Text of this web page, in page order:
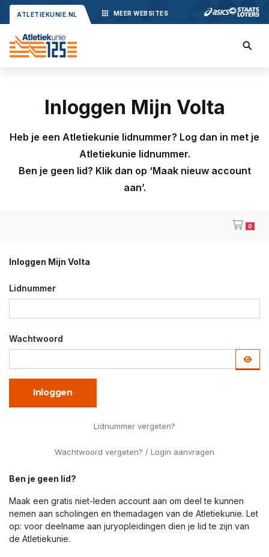
ATLETIEKUNIE.NL MEER WEBSITES
Inloggen Mijn Volta
Heb je een Atletiekunie lidnummer? Log dan in met je
Atletiekunie lidnummer.
Ben je geen lid? Klik dan op ‘Maak nieuw account
aan’.
0
Inloggen Mijn Volta
Lidnummer
Wachtwoord
Inloggen
Lidnummer vergeten?
Wachtwoord vergeten? / Login aanvragen
Ben je geen lid?
Maak een gratis niet-leden account aan om deel te kunnen
nemen aan scholingen en themadagen van de Atletiekunie. Let
op: voor deelname aan juryopleidingen dien je lid te zijn van
de Atletiekunie.